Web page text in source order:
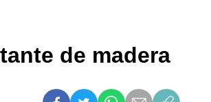
de madera